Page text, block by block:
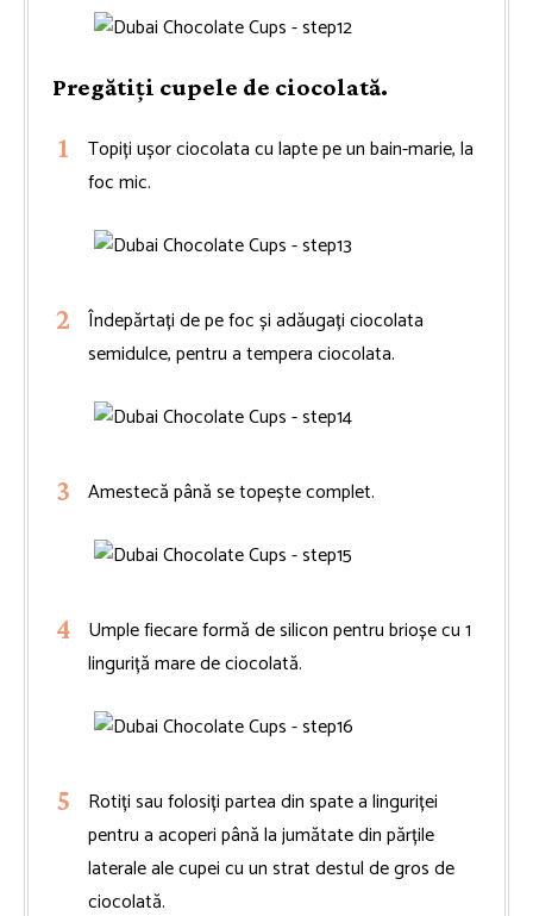
Pregătiți cupele de ciocolată.
Topiți ușor ciocolata cu lapte pe un bain-marie, la
foc mic.
Îndepărtați de pe foc și adăugați ciocolata
semidulce, pentru a tempera ciocolata.
Amestecă până se topește complet.
Umple fiecare formă de silicon pentru brioșe cu 1
linguriță mare de ciocolată.
Rotiți sau folosiți partea din spate a linguriței
pentru a acoperi până la jumătate din părțile
laterale ale cupei cu un strat destul de gros de
ciocolată.